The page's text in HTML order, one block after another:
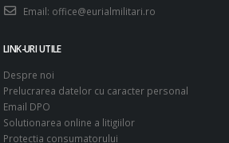
Email: office@eurialmilitari.ro
LINK-URI UTILE
Despre noi
Prelucrarea datelor cu caracter personal
Email DPO
Solutionarea online a litigiilor
Protectia consumatorului